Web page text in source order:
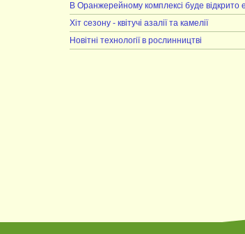
В Оранжерейному комплексі буде відкрито
Хіт сезону - квітучі азалії та камелії
Новітні технології в рослинництві